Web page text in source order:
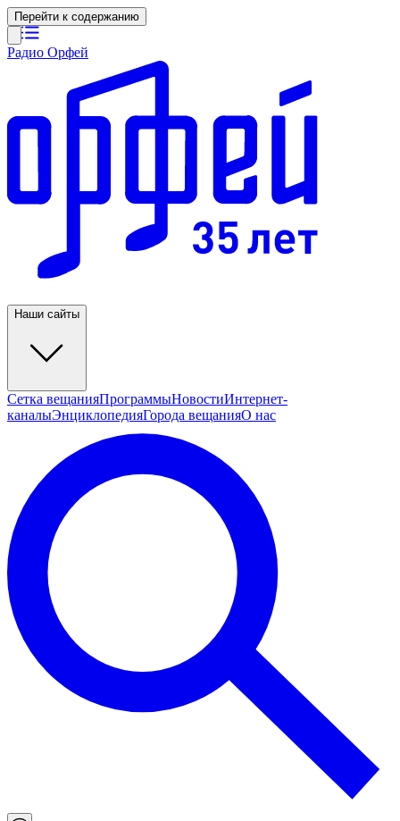
Перейти к содержанию
Радио Орфей
Наши сайты
Сетка вещанияПрограммыНовостиИнтернет-
каналыЭнциклопедияГорода вещанияО нас